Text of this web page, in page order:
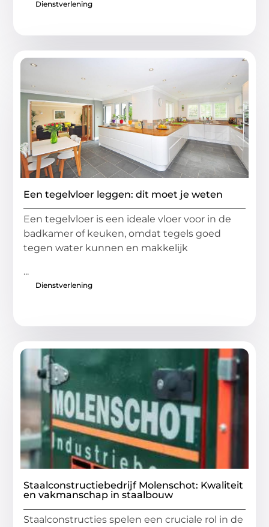
Dienstverlening
Een tegelvloer leggen: dit moet je weten
Een tegelvloer is een ideale vloer voor in de
badkamer of keuken, omdat tegels goed
tegen water kunnen en makkelijk
...
Dienstverlening
Staalconstructiebedrijf Molenschot: Kwaliteit
en vakmanschap in staalbouw
Staalconstructies spelen een cruciale rol in de